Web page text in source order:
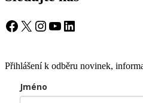
Facebook
X Instagram YouTube LinkedIn
Přihlášení k odběru novinek,
Jméno